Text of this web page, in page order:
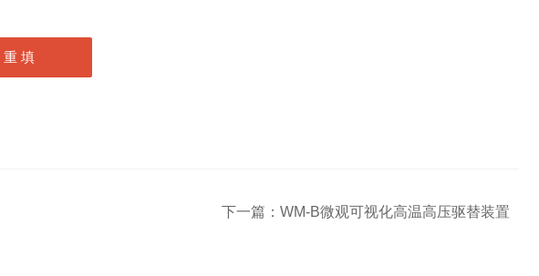
下一篇： WM-B微观可视化高温高压驱替装置